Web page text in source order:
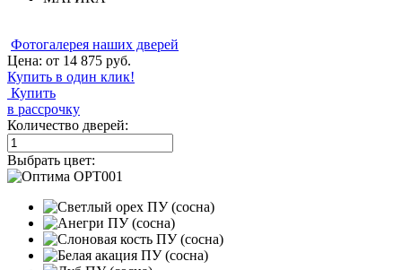
Фотогалерея наших дверей
Цена: от 14 875 руб.
Купить в один клик!
Купить
в рассрочку
Количество дверей:
Выбрать цвет: